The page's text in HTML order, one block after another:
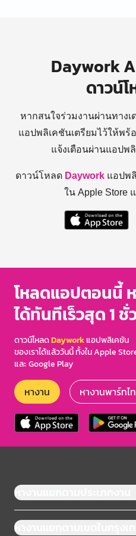
Daywork
ดาวน์
หากสนใจร่วมงานผ่านทางเ
แอปพลิเคชันเตรียมไว้ให้พร้
แจ้งเตือนผ่านแอป
ดาวน์โหลด Daywork แอปพ
ใน Apple Store
โหลดแอปตอนนี้
ได้ทันทีเร็วสุด 1 ชั่
ดาวน์โหลดDayworkแอปพลิเคชัน
ของเราได้แล้ววันนี้ ทั้งใน Apple
และ Google Play
หางาน หางานพาร์ทไ
หางานแยกตามประเภทงาน
หางานแยกตามเขตในกรุงเท